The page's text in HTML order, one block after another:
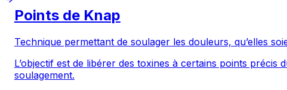
Points de Knap
Technique permettant de soulager les douleurs, qu’elles
L’objectif est de libérer des toxines à certains points
soulagement.